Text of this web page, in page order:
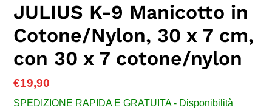
JULIUS K-9 Manicotto in
Cotone/Nylon, 30 x 7 cm,
con 30 x 7 cotone/nylon
Prezzo
di
€19,90
SPEDIZIONE RAPIDA E GRATUITA - Disponibilità